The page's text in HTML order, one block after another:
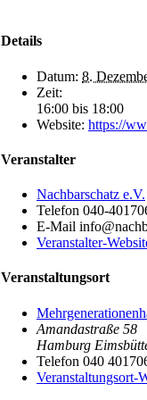
Details
Datum: 8.
Zeit:
16:00 bis 18:00
Website: https://
Veranstalter
Nachbarschatz e.V.
Telefon 040-
E-Mail
Veranstalter-
Veranstaltungsort
Amandastraße 58
Hamburg
Telefon 040
Veranstaltungsort-